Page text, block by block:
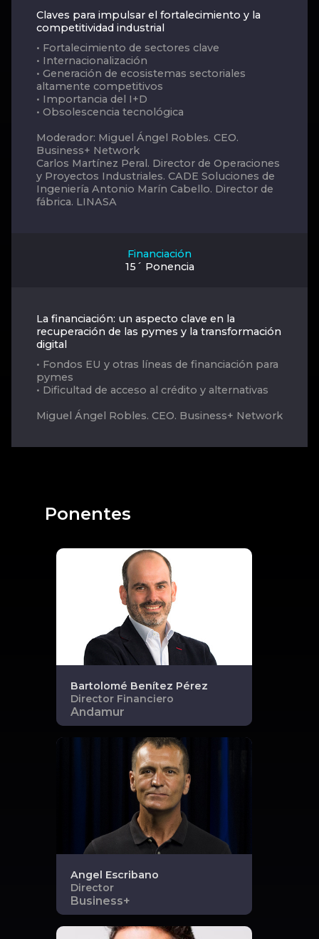
Claves para impulsar el fortalecimiento y la
competitividad industrial
• Fortalecimiento de sectores clave
• Internacionalización
• Generación de ecosistemas sectoriales
altamente competitivos
• Importancia del I+D
• Obsolescencia tecnológica
Moderador: Miguel Ángel Robles. CEO.
Business+ Network
Carlos Martínez Peral. Director de Operaciones
y Proyectos Industriales. CADE Soluciones de
Ingeniería Antonio Marín Cabello. Director de
fábrica. LINASA
Financiación
15´ Ponencia
La financiación: un aspecto clave en la
recuperación de las pymes y la transformación
digital
• Fondos EU y otras líneas de financiación para
pymes
• Dificultad de acceso al crédito y alternativas
Miguel Ángel Robles. CEO. Business+ Network
Ponentes
Bartolomé Benítez Pérez
Director Financiero
Andamur
Angel Escribano
Director
Business+